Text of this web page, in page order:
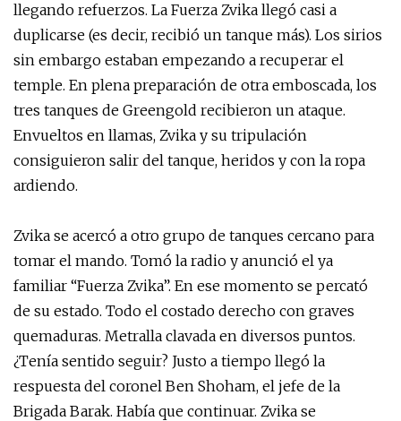
llegando refuerzos. La Fuerza Zvika llegó casi a
duplicarse (es decir, recibió un tanque más). Los sirios
sin embargo estaban empezando a recuperar el
temple. En plena preparación de otra emboscada, los
tres tanques de Greengold recibieron un ataque.
Envueltos en llamas, Zvika y su tripulación
consiguieron salir del tanque, heridos y con la ropa
ardiendo.
Zvika se acercó a otro grupo de tanques cercano para
tomar el mando. Tomó la radio y anunció el ya
familiar “Fuerza Zvika”. En ese momento se percató
de su estado. Todo el costado derecho con graves
quemaduras. Metralla clavada en diversos puntos.
¿Tenía sentido seguir? Justo a tiempo llegó la
respuesta del coronel Ben Shoham, el jefe de la
Brigada Barak. Había que continuar. Zvika se